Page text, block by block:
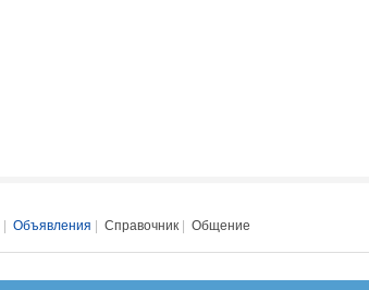
Объявления Справочник Общение